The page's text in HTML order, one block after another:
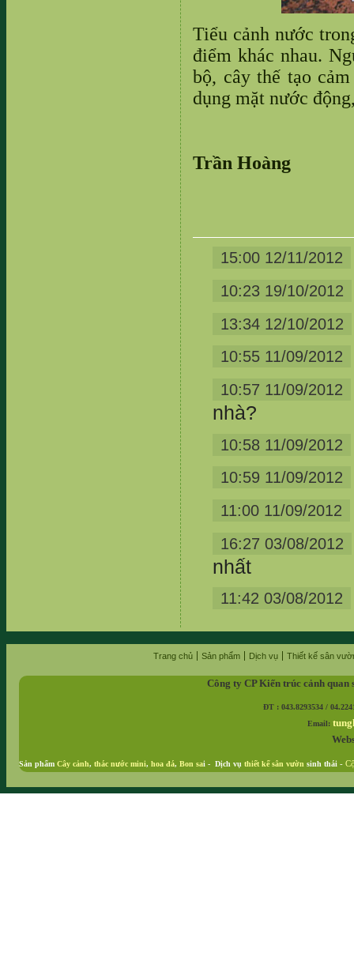
Tiểu cảnh nước
điểm khác nhau.
bộ, cây thế tạo
dụng mặt nước
Trần Hoàng
15:00 12/11/2012
10:23 19/10/2012
13:34 12/10/2012
10:55 11/09/2012
10:57 11/09/2012
nhà?
10:58 11/09/2012
10:59 11/09/2012
11:00 11/09/2012
16:27 03/08/2012
nhất
11:42 03/08/2012
Trang chủ Sản phẩm Dịch vụ Thiết kế sân
Công ty CP Kiến trúc cảnh
ĐT : 043.8293534 /
Email:
Sản phẩm Cây cảnh, thác nước mini, hoa đá, Bon sai - Dịch vụ thiết kế sân vườn sinh thái -